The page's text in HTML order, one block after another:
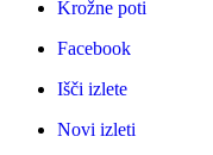
Krožne poti
Facebook
Išči izlete
Novi izleti